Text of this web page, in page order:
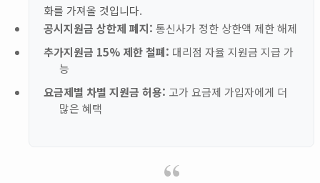
화를 가져올 것입니다.
공시지원금 상한제 폐지: 통신사가 정한 상한액 제한 해제
추가지원금 15% 제한 철폐: 대리점 자율 지원금 지급 가
능
요금제별 차별 지원금 허용: 고가 요금제 가입자에게 더
많은 혜택